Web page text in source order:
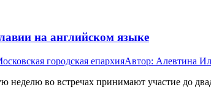
на английском языке
городская епархияАвтор: Алевтина
во встречах принимают участие до